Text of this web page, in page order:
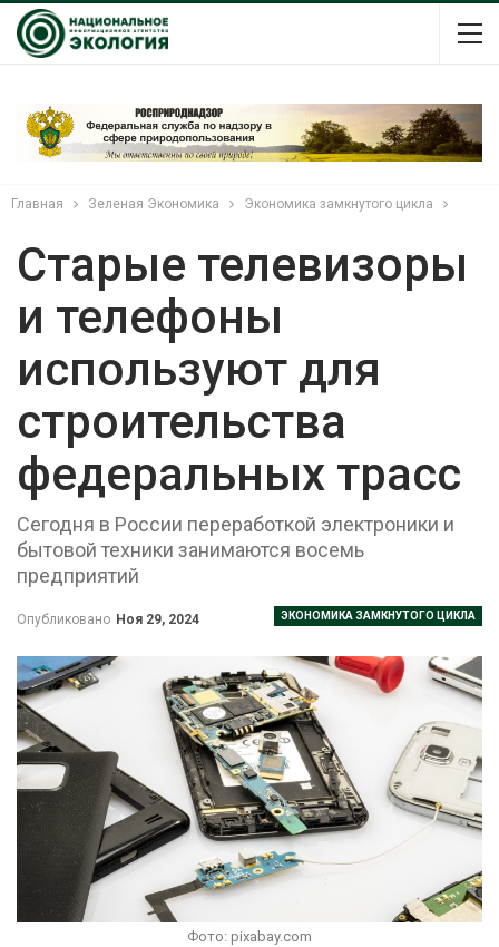
Главная Зеленая Экономика Экономика замкнутого цикла
Старые телевизоры
и телефоны
используют для
строительства
федеральных трасс
Сегодня в России переработкой электроники и
бытовой техники занимаются восемь
предприятий
ЭКОНОМИКА ЗАМКНУТОГО ЦИКЛА
Опубликовано Ноя 29, 2024
Фото: pixabay.com